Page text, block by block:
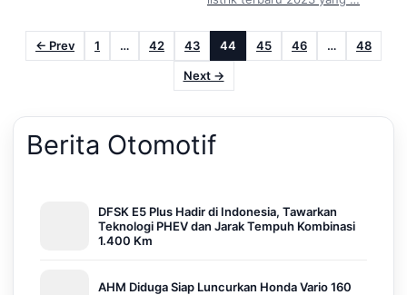
← Prev 1 … 42 43 44 45 46 … 48
Next →
Berita Otomotif
DFSK E5 Plus Hadir di Indonesia, Tawarkan
Teknologi PHEV dan Jarak Tempuh Kombinasi
1.400 Km
AHM Diduga Siap Luncurkan Honda Vario 160